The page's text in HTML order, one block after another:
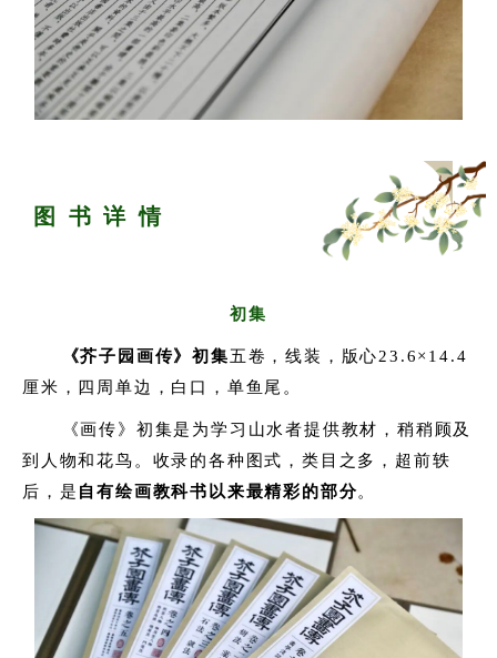
图 书 详 情
初集
《芥子园画传》初集五卷，线装，版心23.6×14.4
厘米，四周单边，白口，单鱼尾。
《画传》初集是为学习山水者提供教材，稍稍顾及
到人物和花鸟。收录的各种图式，类目之多，超前轶
后，是 自有绘画教科书以来最精彩的部分。